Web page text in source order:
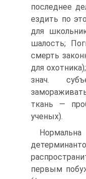
последнее
ездить по
для
шалость;
смерть
для
знач.
ткань —
ученых).
первым